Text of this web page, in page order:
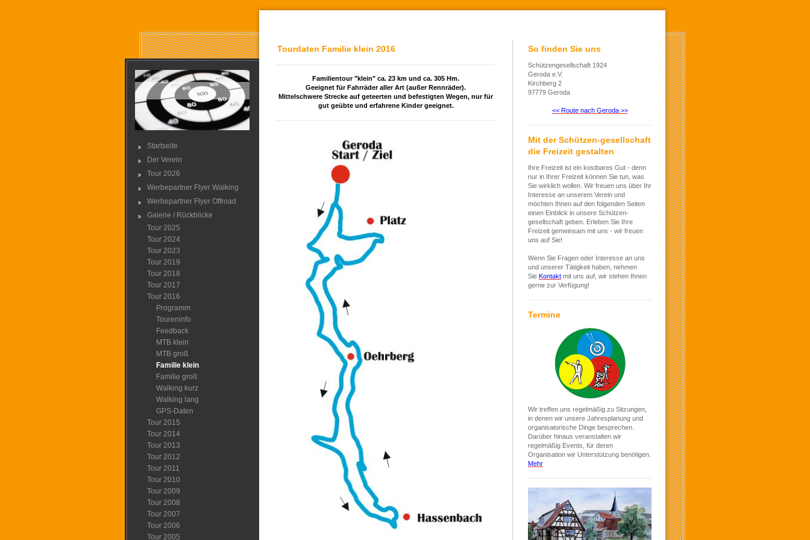
Startseite
Der Verein
Tour 2026
Werbepartner Flyer Walking
Werbepartner Flyer Offroad
Galerie / Rückblicke
Tour 2025
Tour 2024
Tour 2023
Tour 2019
Tour 2018
Tour 2017
Tour 2016
Programm
Toureninfo
Feedback
MTB klein
MTB groß
Familie klein
Familie groß
Walking kurz
Walking lang
GPS-Daten
Tour 2015
Tour 2014
Tour 2013
Tour 2012
Tour 2011
Tour 2010
Tour 2009
Tour 2008
Tour 2007
Tour 2006
Tour 2005
Tourdaten Familie klein 2016
Familientour "klein" ca. 23 km und ca. 305 Hm.
Geeignet für Fahrräder aller Art (außer Rennräder).
Mittelschwere Strecke auf geteerten und befestigten Wegen, nur für
gut geübte und erfahrene Kinder geeignet.
So finden Sie uns
Schützengesellschaft 1924
Geroda e.V.
Kirchberg 2
97779 Geroda
<< Route nach Geroda >>
Mit der Schützen-gesellschaft
die Freizeit gestalten
Ihre Freizeit ist ein kostbares Gut - denn
nur in Ihrer Freizeit können Sie tun, was
Sie wirklich wollen. Wir freuen uns über Ihr
Interesse an unserem Verein und
möchten Ihnen auf den folgenden Seiten
einen Einblick in unsere Schützen-
gesellschaft geben. Erleben Sie Ihre
Freizeit gemeinsam mit uns - wir freuen
uns auf Sie!
Wenn Sie Fragen oder Interesse an uns
und unserer Tätigkeit haben, nehmen
Sie Kontakt mit uns auf, wir stehen Ihnen
gerne zur Verfügung!
Termine
Wir treffen uns regelmäßig zu Sitzungen,
in denen wir unsere Jahresplanung und
organisatorische Dinge besprechen.
Darüber hinaus veranstalten wir
regelmäßig Events, für deren
Organisation wir Unterstützung benötigen.
Mehr